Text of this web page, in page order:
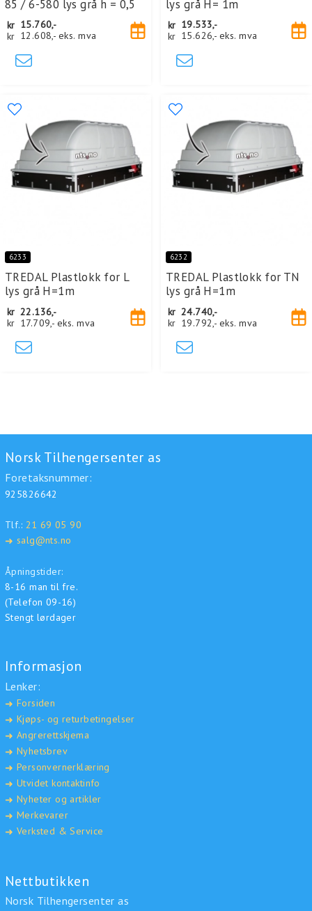
85 / 6-580 lys grå h = 0,5
kr 15.760,-
kr 12.608,- eks. mva
lys grå H= 1m
kr 19.533,-
kr 15.626,- eks. mva
6233
TREDAL Plastlokk for L
lys grå H=1m
kr 22.136,-
kr 17.709,- eks. mva
6232
TREDAL Plastlokk for TN
lys grå H=1m
kr 24.740,-
kr 19.792,- eks. mva
Norsk Tilhengersenter as
Foretaksnummer:
925826642
Tlf.: 21 69 05 90
➜ salg@nts.no
Åpningstider:
8-16 man til fre.
(Telefon 09-16)
Stengt lørdager
Informasjon
Lenker:
➜ Forsiden
➜ Kjøps- og returbetingelser
➜ Angrerettskjema
➜ Nyhetsbrev
➜ Personvernerklæring
➜ Utvidet kontaktinfo
➜ Nyheter og artikler
➜ Merkevarer
➜ Verksted & Service
Nettbutikken
Norsk Tilhengersenter as